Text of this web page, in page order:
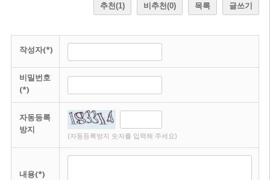
추천(1) 비추천(0) 목록 글쓰기
작성자(*)
비밀번호
(*)
자동등록
방지
(자동등록방지 숫자를 입력해 주세요)
내용(*)